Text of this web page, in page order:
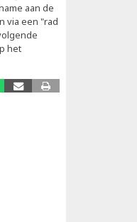
aan de
via een "rad
het